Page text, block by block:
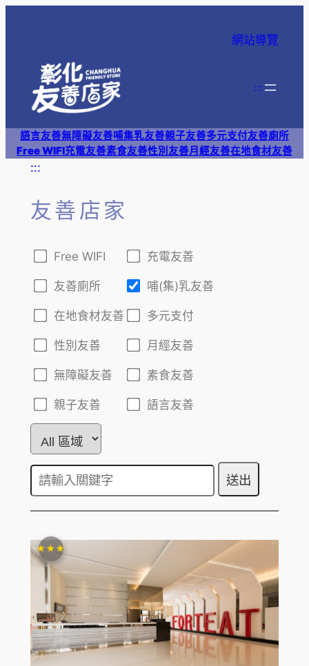
網站導覽
:::
語言友善無障礙友善哺集乳友善親子友善多元支付友善廁所
Free WIFI充電友善素食友善性別友善月經友善在地食材友善
:::
友善店家
Free WIFI 充電友善
友善廁所 哺(集)乳友善
在地食材友善 多元支付
性別友善 月經友善
無障礙友善 素食友善
親子友善 語言友善
★★★